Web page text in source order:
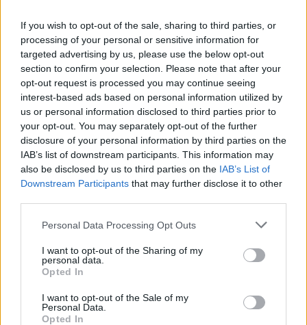
If you wish to opt-out of the sale, sharing to third parties, or
processing of your personal or sensitive information for
targeted advertising by us, please use the below opt-out
section to confirm your selection. Please note that after your
opt-out request is processed you may continue seeing
interest-based ads based on personal information utilized by
us or personal information disclosed to third parties prior to
your opt-out. You may separately opt-out of the further
disclosure of your personal information by third parties on the
IAB’s list of downstream participants. This information may
also be disclosed by us to third parties on the IAB’s List of
Downstream Participants that may further disclose it to other
Please note that this website/app uses one or more Google
not limited to your visit or usage behaviour. You may click to
grant or deny consent to Google and its third-party tags to
use your data for below specified purposes in below Google
consent section.
Personal Data Processing Opt Outs
I want to opt-out of the Sharing of my
personal data.
Opted In
I want to opt-out of the Sale of my
Personal Data.
Opted In
Η Τουρκία δεν επιδιώκει μόνο να επιβάλει τις
θέσεις της. Επιχειρεί να δημιουργήσει την
εντύπωση ότι οι διεκδικήσεις της συνιστούν μία
από τις πιθανές ερμηνείες του διεθνούς δικαίου.
Ακριβώς όπως επιχείρησε να πράξει η Κίνα στην
Ασία.
Υπάρχει όμως και μια ακόμη ομοιότητα, ίσως η
πιο σημαντική. Τόσο το Πεκίνο όσο και η Άγκυρα
στηρίζουν μέρος της στρατηγικής τους στην
πεποίθηση ότι οι αντίπαλοί τους θα διστάσουν να
συγκρουστούν μαζί τους. Η Κίνα λόγω του
τεράστιου οικονομικού και στρατιωτικού της
εκτοπίσματος.
Η Τουρκία λόγω της γεωγραφικής της θέσης, του
ρόλου της στο ΝΑΤΟ, του μεταναστευτικού και
αρκετές δυτικές πρωτεύουσες ότι είναι «πολύ
σημαντική για να τιμωρηθεί».